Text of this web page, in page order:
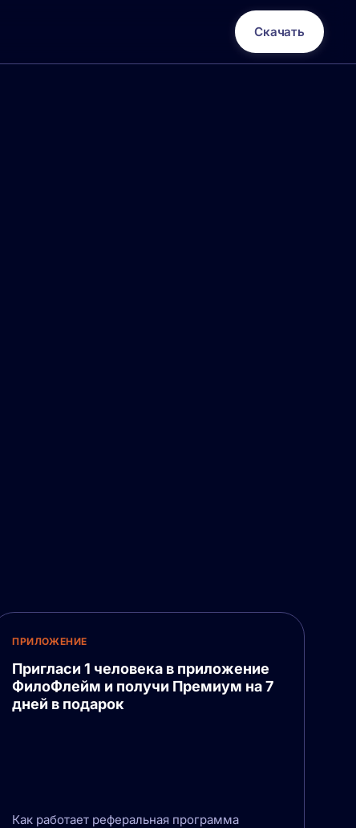
Скачать
ПРИЛОЖЕНИЕ
Пригласи 1 человека в приложение
ФилоФлейм и получи Премиум на 7
дней в подарок
Как работает реферальная программа